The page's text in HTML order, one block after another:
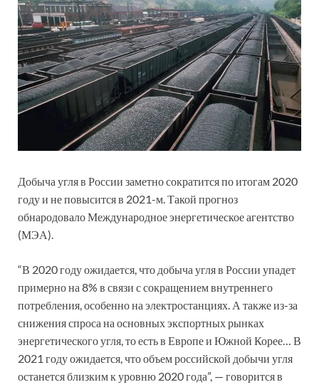
Добыча угля в России заметно сократится по итогам 2020
году и не повысится в 2021-м. Такой прогноз
обнародовало Международное энергетическое агентство
(МЭА).
“В 2020 году ожидается, что добыча угля в России упадет
примерно на 8% в связи с сокращением внутреннего
потребления, особенно на электростанциях. А также из-за
снижения спроса на основных экспортных рынках
энергетического угля, то есть в Европе и Южной Корее… В
2021 году ожидается, что объем российской добычи угля
останется близким к уровню 2020 года”, — говорится в